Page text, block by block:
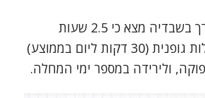
מחקר נוסף שנערך בשבדיה מצא כי 2.5 שעות
שבועיות של פעילות גופנית (30 דקות ליום בממוצע)
ולירידה במספר ימי המחלה.